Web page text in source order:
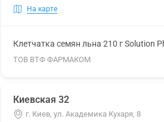
На карте
Клетчатка семян льна 210 г Solution
ТОВ ВТФ ФАРМАКОМ
Киевская 32
г. Киев, ул. Академика Кухаря, 8